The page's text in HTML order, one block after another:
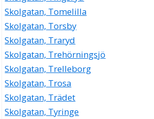
Skolgatan, Tomelilla
Skolgatan, Torsby
Skolgatan, Traryd
Skolgatan, Trehörningsjö
Skolgatan, Trelleborg
Skolgatan, Trosa
Skolgatan, Trädet
Skolgatan, Tyringe